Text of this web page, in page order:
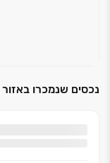
נכסים שנמכרו באזור